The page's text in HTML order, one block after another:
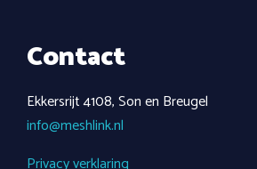
Contact
Ekkersrijt 4108, Son en Breugel
info@meshlink.nl